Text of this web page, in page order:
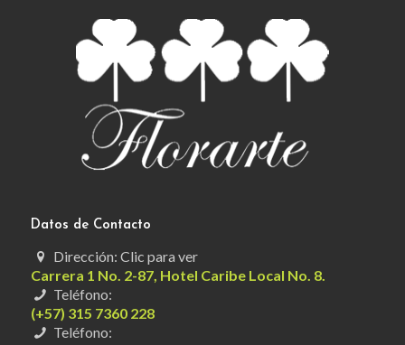
Datos de Contacto
Dirección: Clic para ver
Carrera 1 No. 2-87, Hotel Caribe Local No. 8.
Teléfono:
(+57) 315 7360 228
Teléfono: